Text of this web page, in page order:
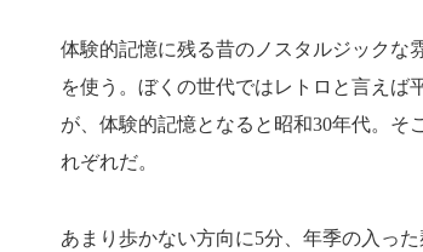
体験的記憶に残る昔のノスタルジックな
を使う。ぼくの世代ではレトロと言えば
が、体験的記憶となると昭和30年代。そ
れぞれだ。
あまり歩かない方向に5分、年季の入っ